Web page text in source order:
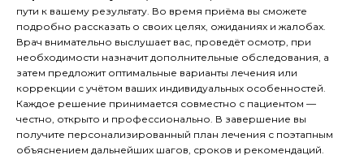
пути к вашему результату. Во время приёма вы сможете
подробно рассказать о своих целях, ожиданиях и жалобах.
Врач внимательно выслушает вас, проведёт осмотр, при
необходимости назначит дополнительные обследования, а
затем предложит оптимальные варианты лечения или
коррекции с учётом ваших индивидуальных особенностей.
Каждое решение принимается совместно с пациентом —
честно, открыто и профессионально. В завершение вы
получите персонализированный план лечения с поэтапным
объяснением дальнейших шагов, сроков и рекомендаций.